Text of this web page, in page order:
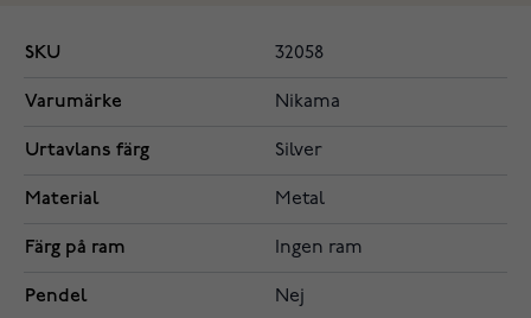
SKU 32058
Varumärke Nikama
Urtavlans färg Silver
Material Metal
Färg på ram Ingen ram
Pendel Nej